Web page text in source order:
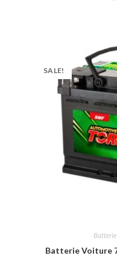
SALE!
Batterie Voiture